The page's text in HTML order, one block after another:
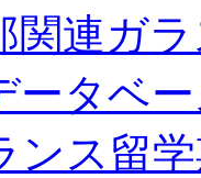
関連ガ
ータベ
ンス留